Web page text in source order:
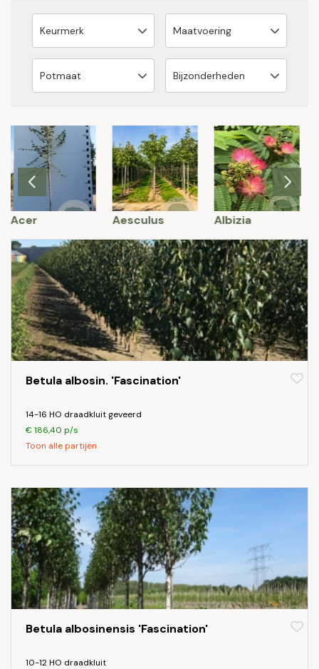
Acer Aesculus Albizia
Betula albosin. 'Fascination'
14-16 HO draadkluit geveerd
€ 186,40 p/s
Toon alle partijen
Betula albosinensis 'Fascination'
10-12 HO draadkluit